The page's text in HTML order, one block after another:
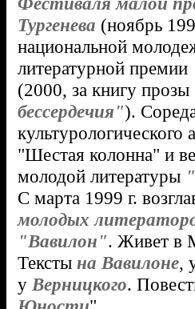
Тургенева (ноябрь
национальной
литературной премии
(2000, за книгу прозы
бессердечия").
культурологического
"Шестая колонна" и
молодой литературы
С марта 1999 г.
молодых
"Вавилон". Живет в
Тексты на Вавилоне,
у Верницкого.